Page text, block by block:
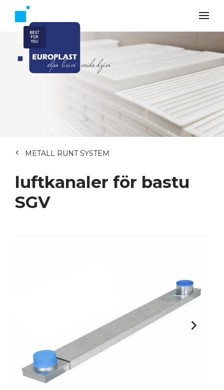
METALL RUNT SYSTEM
luftkanaler för bastu
SGV